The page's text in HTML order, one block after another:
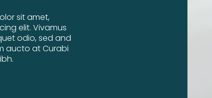
sit amet,
elit. Vivamus
odio, sed and
aucto at Curabi